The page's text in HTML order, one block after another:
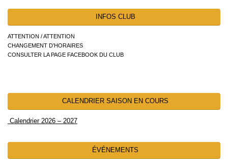
INFOS CLUB
ATTENTION / ATTENTION
CHANGEMENT D’HORAIRES
CONSULTER LA PAGE FACEBOOK DU CLUB
CALENDRIER SAISON EN COURS
Calendrier 2026 – 2027
ÉVÉNEMENTS